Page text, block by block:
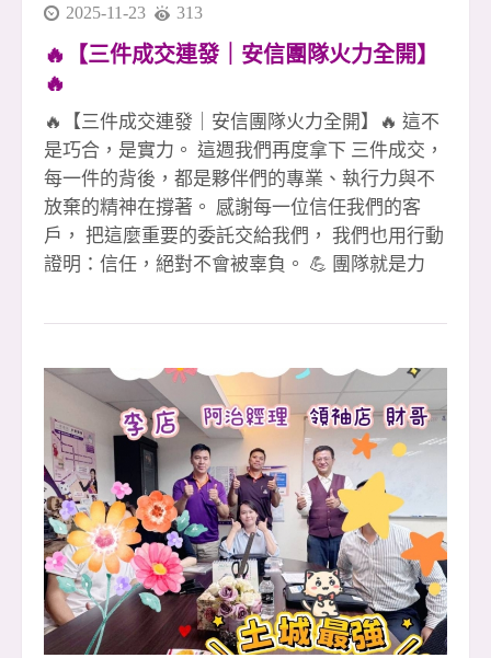
2025-11-23
313
🔥【三件成交連發｜安信團隊火力全開】
🔥
🔥【三件成交連發｜安信團隊火力全開】🔥 這不
是巧合，是實力。 這週我們再度拿下 三件成交，
每一件的背後，都是夥伴們的專業、執行力與不
放棄的精神在撐著。 感謝每一位信任我們的客
戶， 把這麼重要的委託交給我們， 我們也用行動
證明：信任，絕對不會被辜負。 💪 團隊就是力
每一次成交，都是整個團隊一起補位、一起扛、
簽 👉 文治經理 🎉（本月第 3 簽） 👉 李店 🎉
（本月第 3 簽） 2️⃣ 簽 👉 淑惠 🎉 👉 晶伊 🎉 3️⃣
簽聯賣 👉 婉婷 &amp; 萍萍 🎉（重劃店） 👉 小
紅經理 🎉（本月第 2 簽） 🙏 特別感謝 ✔ 聯賣團
隊大家重劃店 黃店 共創佳績 ✔ 忠信協理、小潘
協理專業協助 ✔ 教部 文治經理 全力支援 ✔ 迦南
許代書 協辦完成流程 ✔ 每一位默默付出的安信夥
伴 🏆 112 年大家房屋全國雙料總冠軍 🏢 土城最
強住商大家八店百人聯賣團隊 ✨ 如果你也想 ✔ 改
變收入結